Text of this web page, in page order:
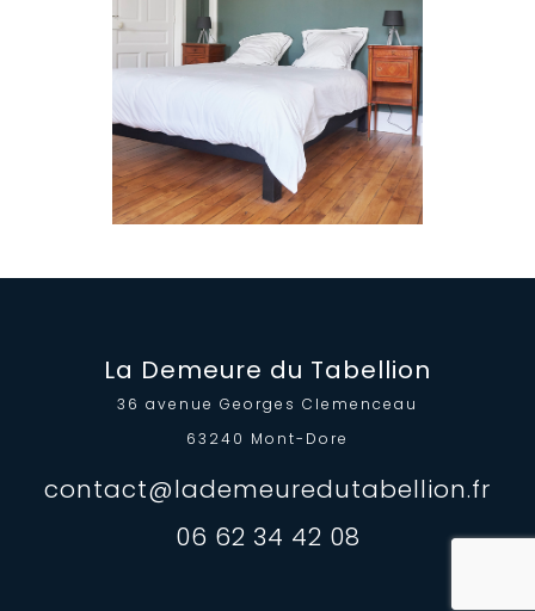
La Demeure du Tabellion
36 avenue Georges Clemenceau
63240 Mont-Dore
contact@lademeuredutabellion.fr
06 62 34 42 08